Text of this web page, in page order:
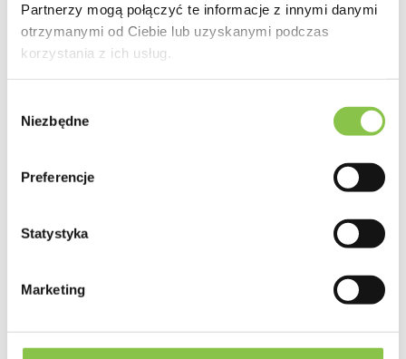
Partnerzy mogą połączyć te informacje z innymi danymi
otrzymanymi od Ciebie lub uzyskanymi podczas
korzystania z ich usług.
zgody
Niezbędne
Preferencje
Statystyka
Marketing
Producent
Original Sensible Seeds
Głównie Indica
Geny
Wedding Cake x Gelato
Przeznaczenie
Plon